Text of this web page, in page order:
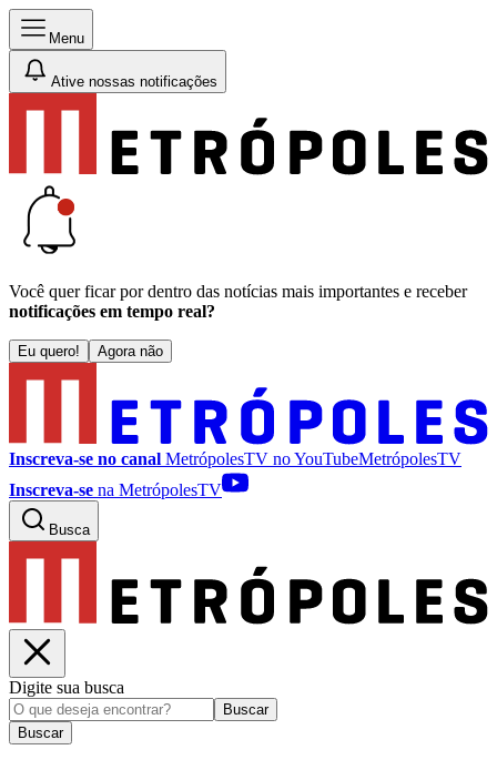
Menu
Ative nossas notificações
Você quer ficar por dentro das notícias mais importantes e receber
notificações em tempo real?
Eu quero! Agora não
Inscreva-se no canal MetrópolesTV noYouTubeMetrópolesTV
Inscreva-se na MetrópolesTV
Busca
Digite sua busca
Buscar
Buscar